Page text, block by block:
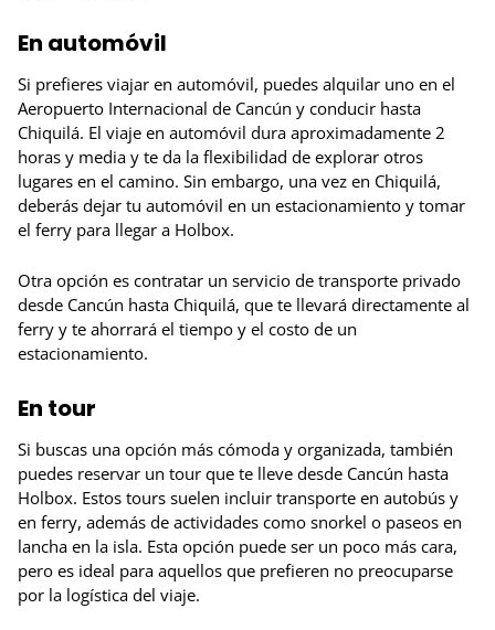
En automóvil
Si prefieres viajar en automóvil, puedes alquilar uno en el
Aeropuerto Internacional de Cancún y conducir hasta
Chiquilá. El viaje en automóvil dura aproximadamente 2
horas y media y te da la flexibilidad de explorar otros
lugares en el camino. Sin embargo, una vez en Chiquilá,
deberás dejar tu automóvil en un estacionamiento y tomar
el ferry para llegar a Holbox.
Otra opción es contratar un servicio de transporte privado
desde Cancún hasta Chiquilá, que te llevará directamente al
ferry y te ahorrará el tiempo y el costo de un
estacionamiento.
En tour
Si buscas una opción más cómoda y organizada, también
puedes reservar un tour que te lleve desde Cancún hasta
Holbox. Estos tours suelen incluir transporte en autobús y
en ferry, además de actividades como snorkel o paseos en
lancha en la isla. Esta opción puede ser un poco más cara,
pero es ideal para aquellos que prefieren no preocuparse
por la logística del viaje.